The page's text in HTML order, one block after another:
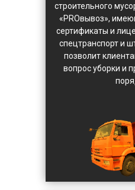
строительного
«PROвывоз»,
сертификаты и
спецтранспорт и
позволит
вопрос уборки и